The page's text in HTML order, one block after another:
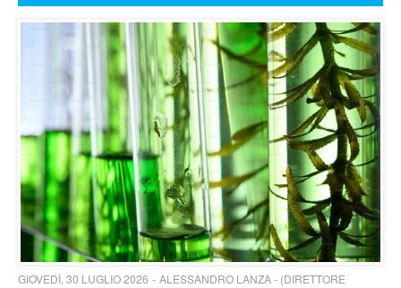
GIOVEDÌ, 30 LUGLIO 2026
ALESSANDRO LANZA - (DIRETTORE